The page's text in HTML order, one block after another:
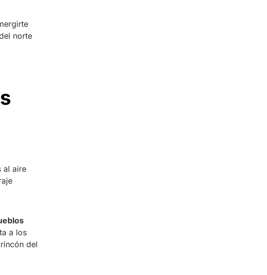
norte
al aire
a los
del